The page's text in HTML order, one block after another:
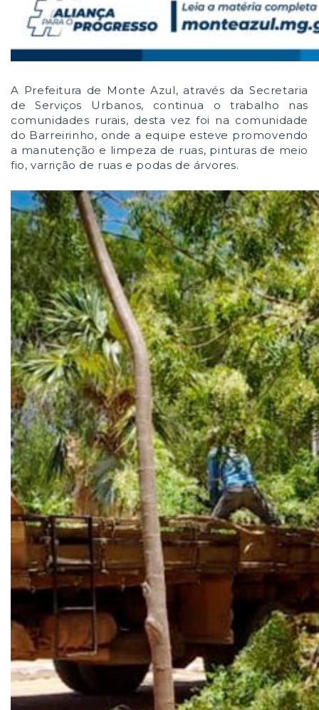
A Prefeitura de Monte Azul, através da Secretaria
de Serviços Urbanos, continua o trabalho nas
comunidades rurais, desta vez foi na comunidade
do Barreirinho, onde a equipe esteve promovendo
a manutenção e limpeza de ruas, pinturas de meio
fio, varrição de ruas e podas de árvores.